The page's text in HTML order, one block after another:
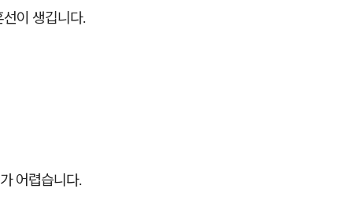
이 생깁니다.
어렵습니다.